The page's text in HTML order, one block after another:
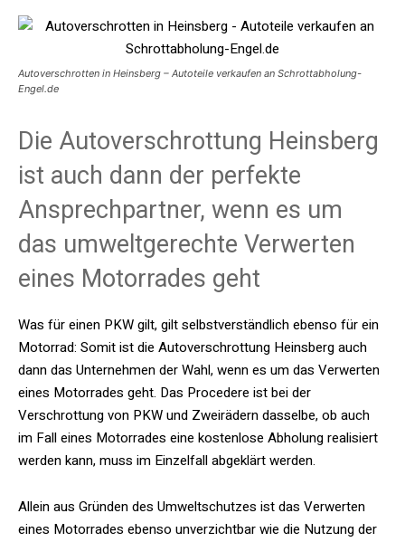
Autoverschrotten in Heinsberg – Autoteile verkaufen an Schrottabholung-
Engel.de
Die Autoverschrottung Heinsberg
ist auch dann der perfekte
Ansprechpartner, wenn es um
das umweltgerechte Verwerten
eines Motorrades geht
Was für einen PKW gilt, gilt selbstverständlich ebenso für ein
Motorrad: Somit ist die Autoverschrottung Heinsberg auch
dann das Unternehmen der Wahl, wenn es um das Verwerten
eines Motorrades geht. Das Procedere ist bei der
Verschrottung von PKW und Zweirädern dasselbe, ob auch
im Fall eines Motorrades eine kostenlose Abholung realisiert
werden kann, muss im Einzelfall abgeklärt werden.
Allein aus Gründen des Umweltschutzes ist das Verwerten
eines Motorrades ebenso unverzichtbar wie die Nutzung der